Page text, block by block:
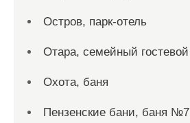
Остров, парк-отель
Отара, семейный
Охота, баня
Пензенские бани, баня №7